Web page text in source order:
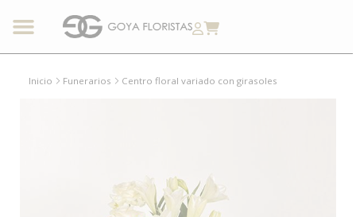
Inicio Funerarios Centro floral variado con girasoles